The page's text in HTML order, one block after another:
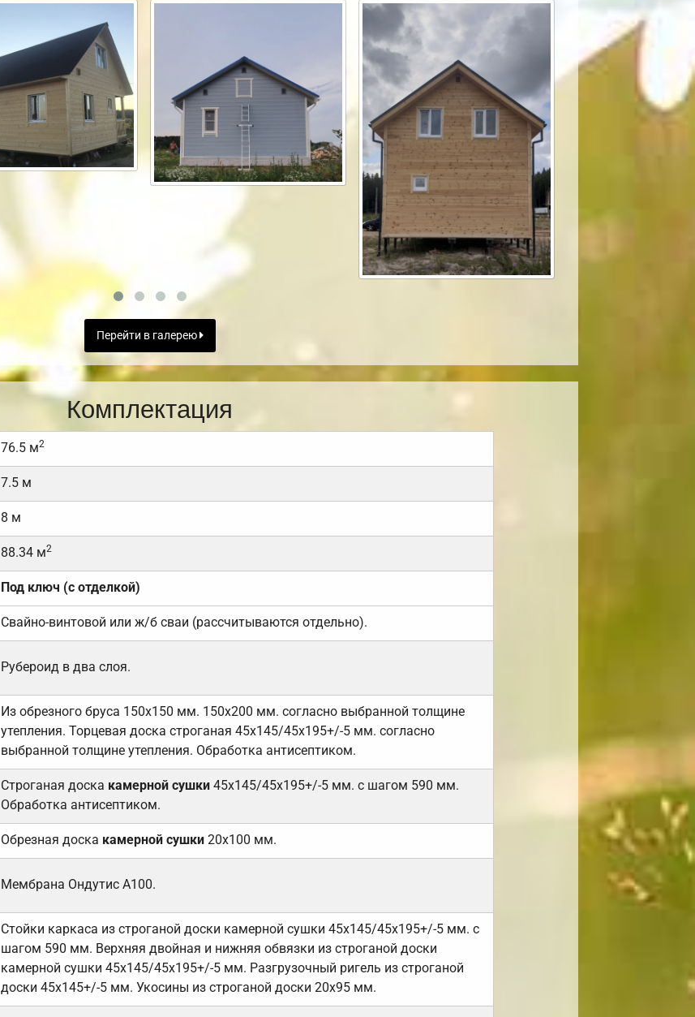
Перейти в галерею
Комплектация
76.5 м2
7.5 м
8 м
88.34 м2
Под ключ (с отделкой)
Свайно-винтовой или ж/б сваи (рассчитываются отдельно).
Рубероид в два слоя.
Из обрезного бруса 150х150 мм. 150х200 мм. согласно выбранной толщине
утепления. Торцевая доска строганая 45х145/45х195+/-5 мм. согласно
выбранной толщине утепления. Обработка антисептиком.
Строганая доска камерной сушки 45х145/45х195+/-5 мм. с шагом 590 мм.
Обработка антисептиком.
Обрезная доска камерной сушки20х100 мм.
Мембрана Ондутис А100.
Стойки каркаса из строганой доски камерной сушки 45х145/45х195+/-5 мм. с
шагом 590 мм. Верхняя двойная и нижняя обвязки из строганой доски
камерной сушки 45х145/45х195+/-5 мм. Разгрузочный ригель из строганой
доски 45х145+/-5 мм. Укосины из строганой доски 20х95 мм.